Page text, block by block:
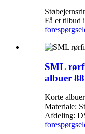
Få et tilbud
forespørgsel
SML
albuer
Korte
Materiale:
Afdeling:
forespørgsel